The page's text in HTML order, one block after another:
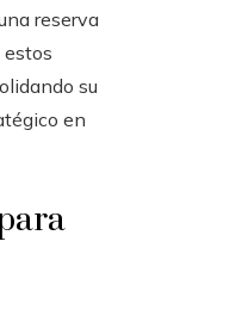
reserva
su
en